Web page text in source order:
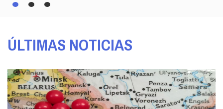
ÚLTIMAS NOTICIAS